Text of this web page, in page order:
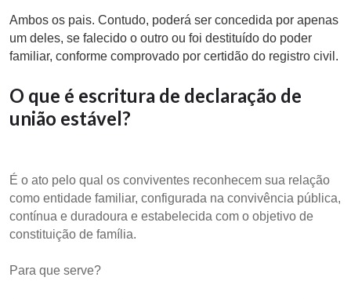
Ambos os pais. Contudo, poderá ser concedida por apenas
um deles, se falecido o outro ou foi destituído do poder
familiar, conforme comprovado por certidão do registro civil.
O que é escritura de declaração de
união estável?
É o ato pelo qual os conviventes reconhecem sua relação
como entidade familiar, configurada na convivência pública,
contínua e duradoura e estabelecida com o objetivo de
constituição de família.
Para que serve?